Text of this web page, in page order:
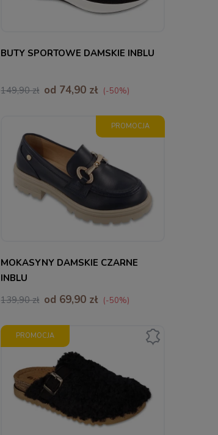
BUTY SPORTOWE DAMSKIE INBLU
149,90 zł od 74,90 zł (-50%)
37 38
MOKASYNY DAMSKIE CZARNE
INBLU
139,90 zł od 69,90 zł (-50%)
PROMOCJA
PROMOCJA